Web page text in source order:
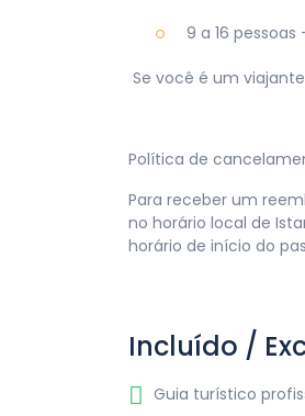
9 a 16
Se você é um
Política de
Para receber um
no horário local de
horário de início do
Incluído /
Guia turístico